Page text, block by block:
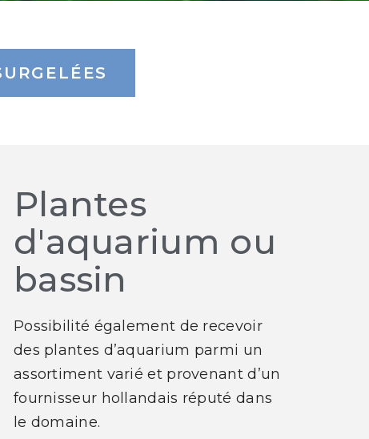
Plantes
d'aquarium ou
bassin
Possibilité également de recevoir
des plantes d’aquarium parmi un
assortiment varié et provenant d’un
fournisseur hollandais réputé dans
le domaine.